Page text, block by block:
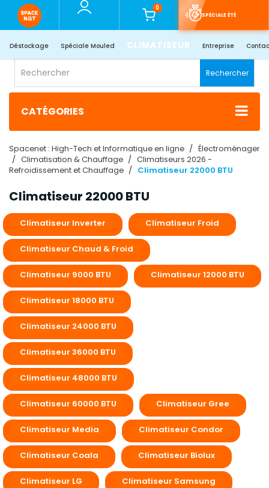
0
SPÉCIALE ÉTÉ
Déstockage Spéciale Mouled CLIMATISEUR Entreprise
Rechercher
CATÉGORIES
Spacenet : High-Tech et Informatique en ligne
Électroménager
Climatisation & Chauffage
Climatiseurs 2026 -
Refroidissement et Chauffage
Climatiseur 22000 BTU
Climatiseur 22000 BTU
Climatiseur Inverter Climatiseur Froid
Climatiseur Chaud & Froid
Climatiseur 9000 BTU Climatiseur 12000 BTU
Climatiseur 18000 BTU
Climatiseur 24000 BTU
Climatiseur 36000 BTU
Climatiseur 48000 BTU
Climatiseur 60000 BTU Climatiseur Gree
Climatiseur Media Climatiseur Condor
Climatiseur Coala Climatiseur Biolux
Climatiseur LG Climatiseur Samsung